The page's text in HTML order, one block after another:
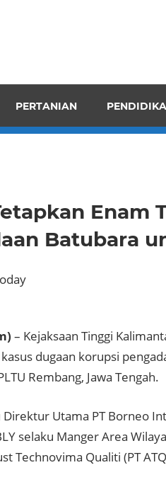
PERTANIAN
Enam
Batubara
– Kejaksaan Tinggi
dugaan korupsi
Rembang, Jawa Tengah.
Utama PT Borneo
selaku Manger Area
Technovima Qualiti (PT